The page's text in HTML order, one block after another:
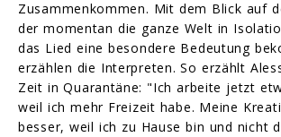
Zusammenkommen. Mit dem Blick auf
der momentan die ganze Welt in
das Lied eine besondere Bedeutung
erzählen die Interpreten. So erzählt
Zeit in Quarantäne: "Ich arbeite jetzt
weil ich mehr Freizeit habe. Meine
besser, weil ich zu Hause bin und nicht